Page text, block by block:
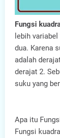
Fungsi
lebih
dua. Karena
adalah
derajat 2.
suku yang
Apa itu
Fungsi